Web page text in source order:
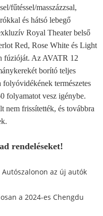
fűtéssel/masszázzsal,
és hátsó lebegő
Royal Theater belső
Red, Rose White és Light
fúzióját. Az AVATR 12
borító teljes
természetes
folyamatot vesz igénybe.
nem frissítették, és továbbra
rendeléseket!
Autószalonon az új autók
a 2024-es Chengdu